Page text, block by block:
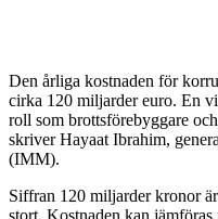
Den årliga kostnaden för
cirka 120 miljarder euro. En
roll som brottsförebyggare
skriver Hayaat Ibrahim,
(IMM).
Siffran 120 miljarder kronor